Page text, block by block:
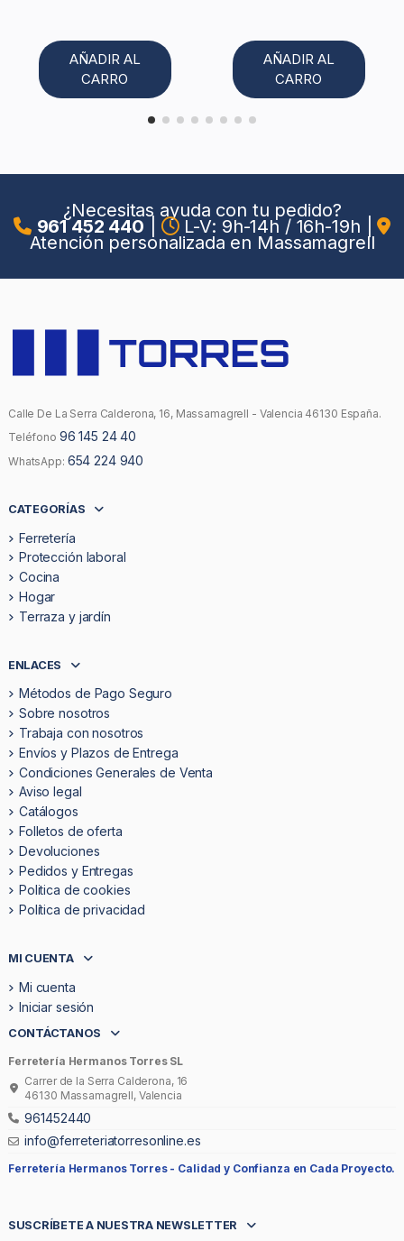
AÑADIR AL
CARRO
AÑADIR AL
CARRO
¿Necesitas ayuda con tu pedido?
961 452 440 L-V: 9h-14h / 16h-19h
Atención personalizada en Massamagrell
Calle De La Serra Calderona, 16, Massamagrell - Valencia 46130 España.
Teléfono 96 145 24 40
WhatsApp: 654 224 940
CATEGORÍAS
Ferretería
Protección laboral
Cocina
Hogar
Terraza y jardín
ENLACES
Métodos de Pago Seguro
Sobre nosotros
Trabaja con nosotros
Envíos y Plazos de Entrega
Condiciones Generales de Venta
Aviso legal
Catálogos
Folletos de oferta
Devoluciones
Pedidos y Entregas
Politica de cookies
Política de privacidad
MI CUENTA
Mi cuenta
Iniciar sesión
CONTÁCTANOS
Ferretería Hermanos Torres SL
Carrer de la Serra Calderona, 16
46130 Massamagrell, Valencia
961452440
info@ferreteriatorresonline.es
Ferretería Hermanos Torres - Calidad y Confianza en Cada Proyecto.
SUSCRÍBETE A NUESTRA NEWSLETTER